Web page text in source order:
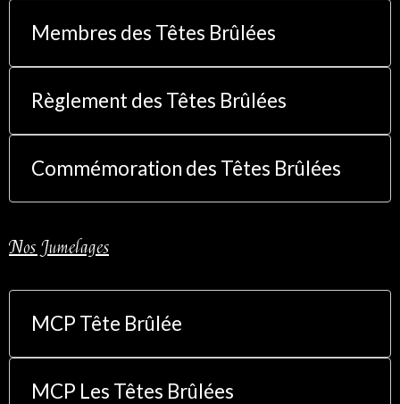
Membres des Têtes Brûlées
Règlement des Têtes Brûlées
Commémoration des Têtes Brûlées
Nos Jumelages
MCP Tête Brûlée
MCP Les Têtes Brûlées